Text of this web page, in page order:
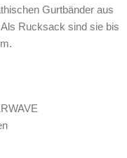
Gurtbänder aus
Rucksack sind sie bis